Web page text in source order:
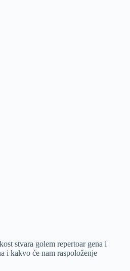
stvara golem repertoar gena i
i kakvo će nam raspoloženje